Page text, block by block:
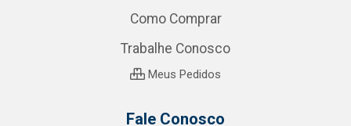
Como Comprar
Trabalhe Conosco
Meus Pedidos
Fale Conosco